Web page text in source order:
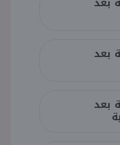
200 درجة بعد
200 درجة بعد